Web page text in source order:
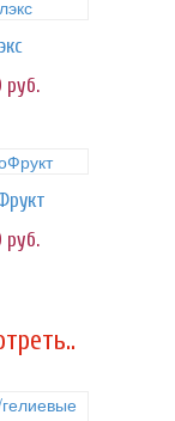
руб.
руб.